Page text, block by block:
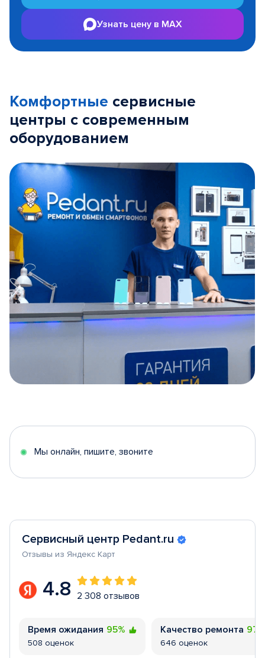
Узнать цену в MAX
Комфортные сервисные
центры с современным
оборудованием
5
Мы онлайн, пишите, звоните
Сервисный центр Pedant.ru
Отзывы из Яндекс Карт
4.8 2 308 отзывов
Время ожидания 95%
508 оценок
Качество ремонта
646 оценок